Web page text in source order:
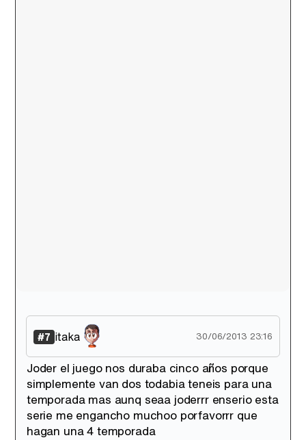
#7 itaka 30/06/2013 23:16
Joder el juego nos duraba cinco años porque
simplemente van dos todabia teneis para una
temporada mas aunq seaa joderrr enserio esta
serie me engancho muchoo porfavorrr que
hagan una 4 temporada